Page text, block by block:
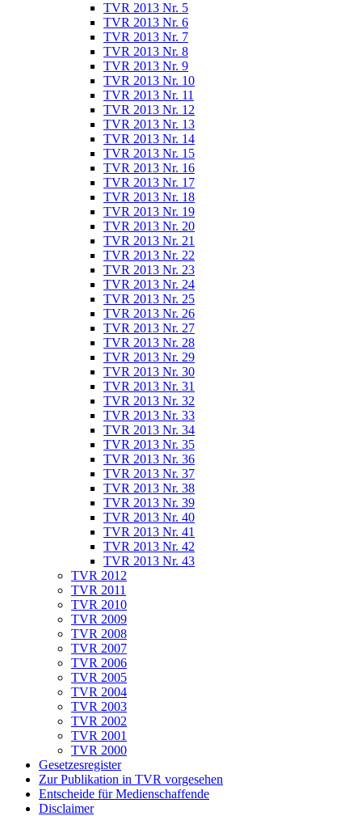
TVR 2013 Nr. 5
TVR 2013 Nr. 6
TVR 2013 Nr. 7
TVR 2013 Nr. 8
TVR 2013 Nr. 9
TVR 2013 Nr. 10
TVR 2013 Nr. 11
TVR 2013 Nr. 12
TVR 2013 Nr. 13
TVR 2013 Nr. 14
TVR 2013 Nr. 15
TVR 2013 Nr. 16
TVR 2013 Nr. 17
TVR 2013 Nr. 18
TVR 2013 Nr. 19
TVR 2013 Nr. 20
TVR 2013 Nr. 21
TVR 2013 Nr. 22
TVR 2013 Nr. 23
TVR 2013 Nr. 24
TVR 2013 Nr. 25
TVR 2013 Nr. 26
TVR 2013 Nr. 27
TVR 2013 Nr. 28
TVR 2013 Nr. 29
TVR 2013 Nr. 30
TVR 2013 Nr. 31
TVR 2013 Nr. 32
TVR 2013 Nr. 33
TVR 2013 Nr. 34
TVR 2013 Nr. 35
TVR 2013 Nr. 36
TVR 2013 Nr. 37
TVR 2013 Nr. 38
TVR 2013 Nr. 39
TVR 2013 Nr. 40
TVR 2013 Nr. 41
TVR 2013 Nr. 42
TVR 2013 Nr. 43
TVR 2012
TVR 2011
TVR 2010
TVR 2009
TVR 2008
TVR 2007
TVR 2006
TVR 2005
TVR 2004
TVR 2003
TVR 2002
TVR 2001
TVR 2000
Gesetzesregister
Zur Publikation in TVR vorgesehen
Entscheide für Medienschaffende
Disclaimer